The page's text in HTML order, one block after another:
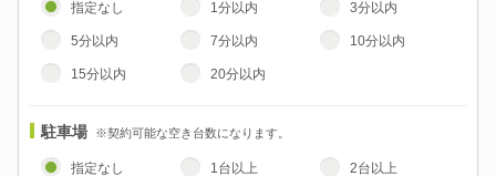
指定なし 1分以内 3分以内
5分以内 7分以内 10分以内
15分以内 20分以内
駐車場 ※契約可能な空き台数になります。
指定なし 1台以上 2台以上